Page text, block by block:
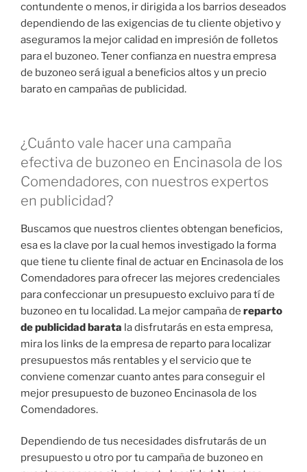
contundente o menos, ir dirigida a los barrios deseados
dependiendo de las exigencias de tu cliente objetivo y
aseguramos la mejor calidad en impresión de folletos
para el buzoneo. Tener confianza en nuestra empresa
de buzoneo será igual a beneficios altos y un precio
barato en campañas de publicidad.
¿Cuánto vale hacer una campaña
efectiva de buzoneo en Encinasola de los
Comendadores, con nuestros expertos
en publicidad?
Buscamos que nuestros clientes obtengan beneficios,
esa es la clave por la cual hemos investigado la forma
que tiene tu cliente final de actuar en Encinasola de los
Comendadores para ofrecer las mejores credenciales
para confeccionar un presupuesto excluivo para tí de
buzoneo en tu localidad. La mejor campaña de reparto
de publicidad barata la disfrutarás en esta empresa,
mira los links de la empresa de reparto para localizar
presupuestos más rentables y el servicio que te
conviene comenzar cuanto antes para conseguir el
mejor presupuesto de buzoneo Encinasola de los
Comendadores.
Dependiendo de tus necesidades disfrutarás de un
presupuesto u otro por tu campaña de buzoneo en